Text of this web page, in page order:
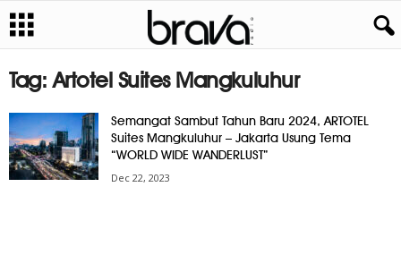
Tag: Artotel Suites Mangkuluhur
Semangat Sambut Tahun Baru 2024, ARTOTEL
Suites Mangkuluhur – Jakarta Usung Tema
“WORLD WIDE WANDERLUST”
Dec 22, 2023